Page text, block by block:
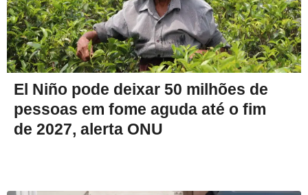
El Niño pode deixar 50 milhões de
pessoas em fome aguda até o fim
de 2027, alerta ONU